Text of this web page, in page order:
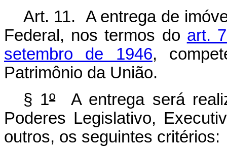
Art. 11. A entrega de
Federal, nos termos do art.
setembro de 1946,
Patrimônio da União.
§ 1ºA entrega será
Poderes Legislativo,
outros, os seguintes critérios: